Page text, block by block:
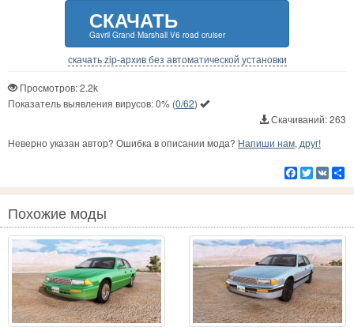
СКАЧАТЬ
Gavril Grand Marshall V6 road cruiser
скачать zip-архив без автоматической установки
Просмотров: 2.2k
Показатель выявления вирусов:0% (0/62)
Скачиваний: 263
Неверно указан автор? Ошибка в описании мода? Напиши нам, друг!
Facebook
Twitter
VK
Похожие моды